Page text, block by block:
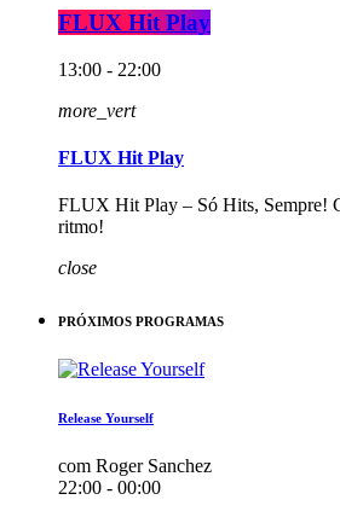
FLUX Hit Play
13:00 - 22:00
more_vert
FLUX Hit Play
FLUX Hit Play – Só Hits, Sempre!
ritmo!
close
PRÓXIMOS PROGRAMAS
Release Yourself
com Roger Sanchez
22:00 - 00:00